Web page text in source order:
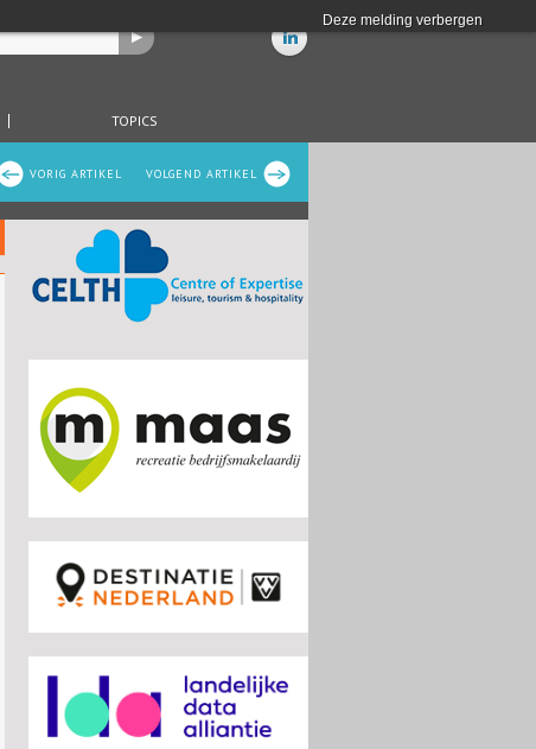
Deze melding verbergen
TOPICS
VOLGEND ARTIKEL
VORIG ARTIKEL